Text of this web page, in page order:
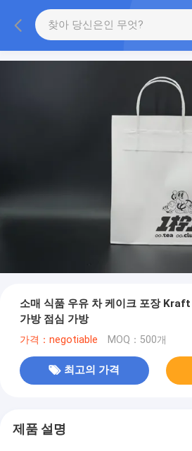
소매 식품 우유 차 케이크 포장 Kraft
가방 점심 가방
가격：negotiable MOQ：500개
최고의 가격
제품 설명